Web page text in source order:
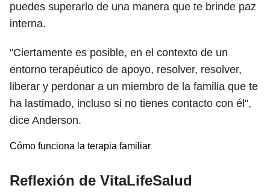
puedes superarlo de una manera que te brinde paz
interna.
"Ciertamente es posible, en el contexto de un
entorno terapéutico de apoyo, resolver, resolver,
liberar y perdonar a un miembro de la familia que te
ha lastimado, incluso si no tienes contacto con él",
dice Anderson.
Cómo funciona la terapia familiar
Reflexión de VitaLifeSalud